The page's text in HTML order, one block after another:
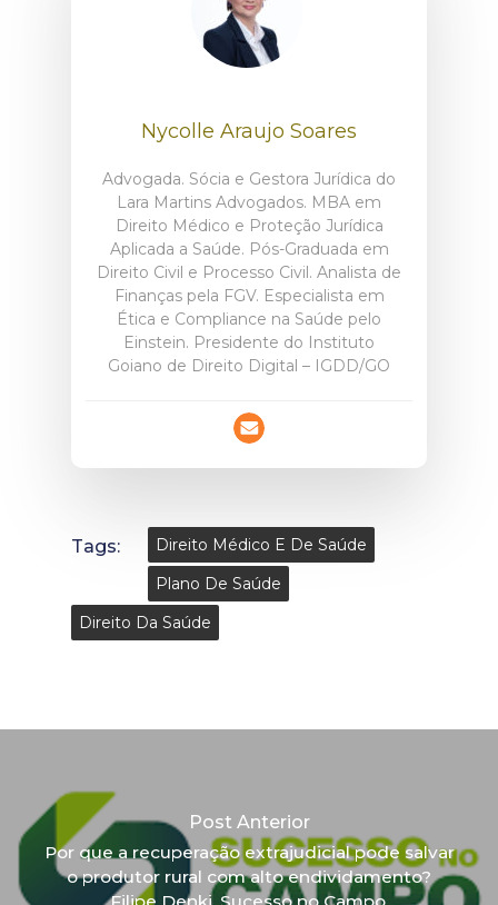
Nycolle Araujo Soares
Advogada. Sócia e Gestora Jurídica do
Lara Martins Advogados. MBA em
Direito Médico e Proteção Jurídica
Aplicada a Saúde. Pós-Graduada em
Direito Civil e Processo Civil. Analista de
Finanças pela FGV. Especialista em
Ética e Compliance na Saúde pelo
Einstein. Presidente do Instituto
Goiano de Direito Digital – IGDD/GO
Tags:
Direito Médico E De Saúde
Plano De Saúde
Direito Da Saúde
Post Anterior
Por que a recuperação extrajudicial pode salvar
o produtor rural com alto endividamento?
Filipe Denki. Sucesso no Campo.